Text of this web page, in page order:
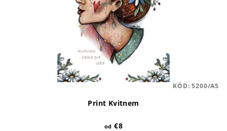
Print Kvitnem
od €8
KÓD:5200/A5